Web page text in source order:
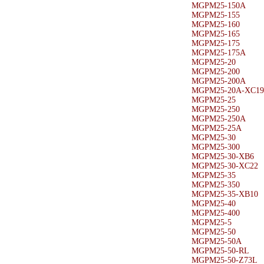
MGPM25-150A
MGPM25-155
MGPM25-160
MGPM25-165
MGPM25-175
MGPM25-175A
MGPM25-20
MGPM25-200
MGPM25-200A
MGPM25-20A-XC19
MGPM25-25
MGPM25-250
MGPM25-250A
MGPM25-25A
MGPM25-30
MGPM25-300
MGPM25-30-XB6
MGPM25-30-XC22
MGPM25-35
MGPM25-350
MGPM25-35-XB10
MGPM25-40
MGPM25-400
MGPM25-5
MGPM25-50
MGPM25-50A
MGPM25-50-RL
MGPM25-50-Z73L